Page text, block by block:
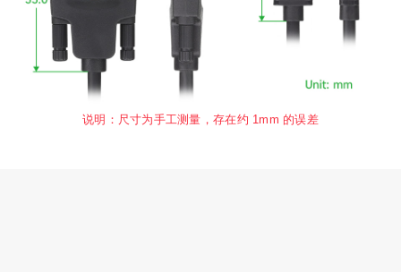
说明：尺寸为手工测量，存在约 1mm 的误差